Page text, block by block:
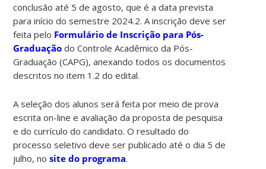
conclusão até 5 de agosto, que é a data prevista
para início do semestre 2024.2. A inscrição deve ser
feita pelo Formulário de Inscrição para Pós-
Graduação do Controle Acadêmico da Pós-
Graduação (CAPG), anexando todos os documentos
descritos no item 1.2 do edital.
A seleção dos alunos será feita por meio de prova
escrita on-line e avaliação da proposta de pesquisa
e do currículo do candidato. O resultado do
processo seletivo deve ser publicado até o dia 5 de
julho, nosite do programa.